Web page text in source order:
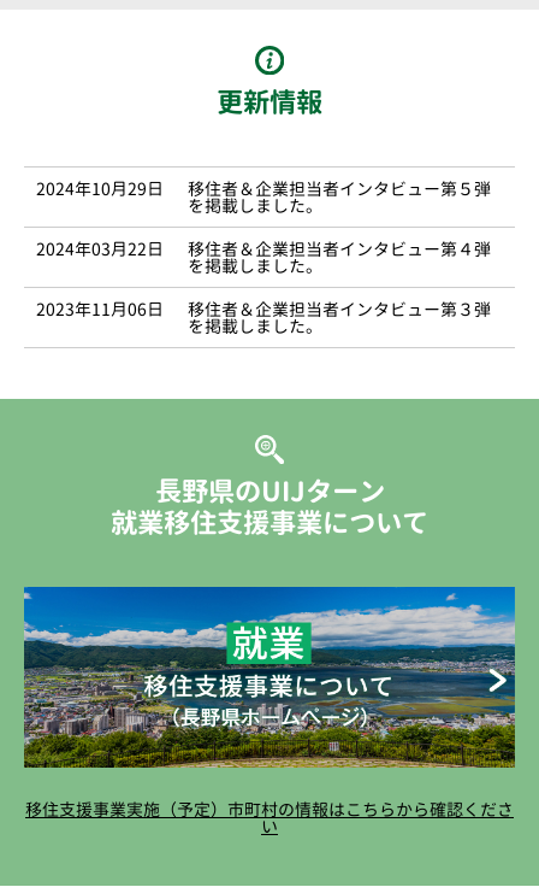
更新情報
2024年10月29日 移住者＆企業担当者インタビュー第５弾
を掲載しました。
2024年03月22日
移住者＆企業担当者インタビュー第４弾
を掲載しました。
2023年11月06日
移住者＆企業担当者インタビュー第３弾
を掲載しました。
長野県のUIJターン
就業移住支援事業について
移住支援事業実施（予定）市町村の情報はこちらから確認くださ
い